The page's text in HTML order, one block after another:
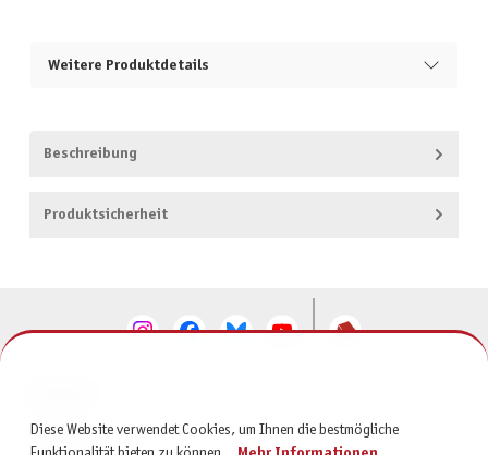
Weitere Produktdetails
Beschreibung
Produktsicherheit
SERVICE
Diese Website verwendet Cookies, um Ihnen die bestmögliche